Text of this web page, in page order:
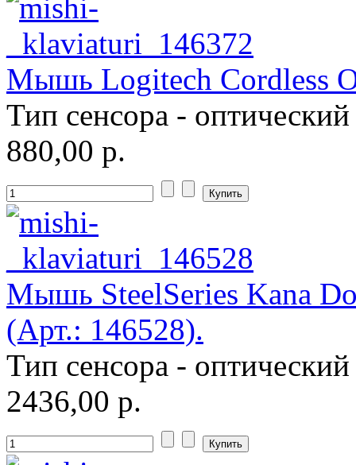
Vt computers
Wexler
Wibtek
Zalman(5)
Zotac
Ай ти лайн
Мышь Logitech Cordless
Тип сенсора - оптический
880,00 р.
Мышь SteelSeries Kana
(Арт.: 146528).
Тип сенсора - оптический
2436,00 р.